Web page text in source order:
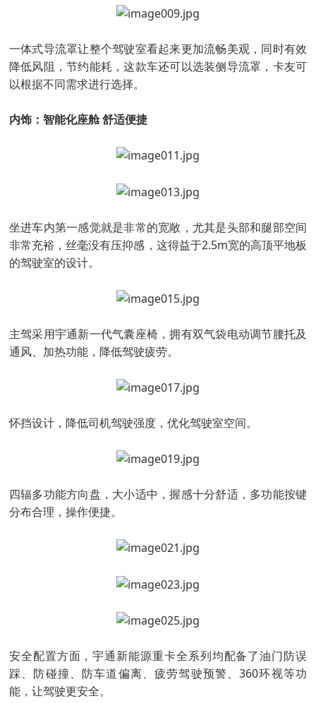
一体式导流罩让整个驾驶室看起来更加流畅美观，同时有效
降低风阻，节约能耗，这款车还可以选装侧导流罩，卡友可
以根据不同需求进行选择。
内饰：智能化座舱 舒适便捷
坐进车内第一感觉就是非常的宽敞，尤其是头部和腿部空间
非常充裕，丝毫没有压抑感，这得益于2.5m宽的高顶平地板
的驾驶室的设计。
主驾采用宇通新一代气囊座椅，拥有双气袋电动调节腰托及
通风、加热功能，降低驾驶疲劳。
怀挡设计，降低司机驾驶强度，优化驾驶室空间。
四辐多功能方向盘，大小适中，握感十分舒适，多功能按键
分布合理，操作便捷。
安全配置方面，宇通新能源重卡全系列均配备了油门防误
踩、防碰撞、防车道偏离、疲劳驾驶预警、360环视等功
能，让驾驶更安全。